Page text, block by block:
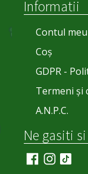
Informatii
Contul meu
Coș
GDPR -
Termeni și
A.N.P.C.
Ne gasiti